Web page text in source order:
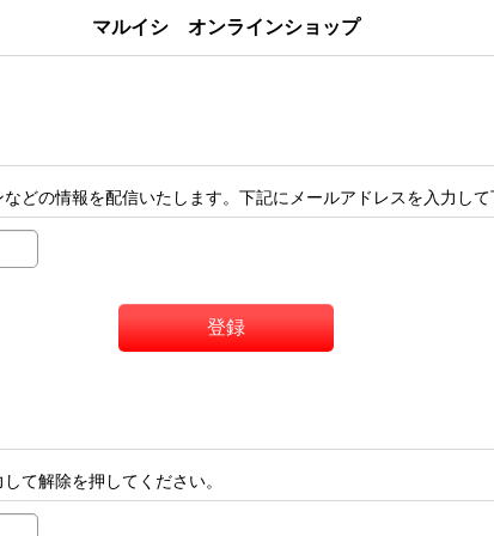
マルイシ オンラインショップ
どの情報を配信いたします。下記にメールアドレスを入力し
登録
て解除を押してください。